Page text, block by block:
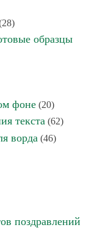
образцы
фоне (20)
текста (62)
ворда (46)
поздравлений